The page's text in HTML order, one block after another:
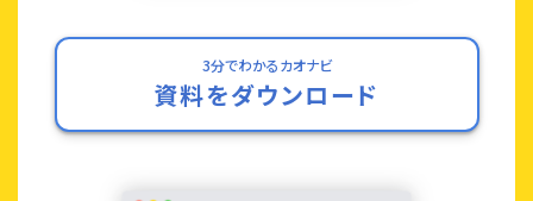
3分でわかるカオナビ
資料をダウンロード